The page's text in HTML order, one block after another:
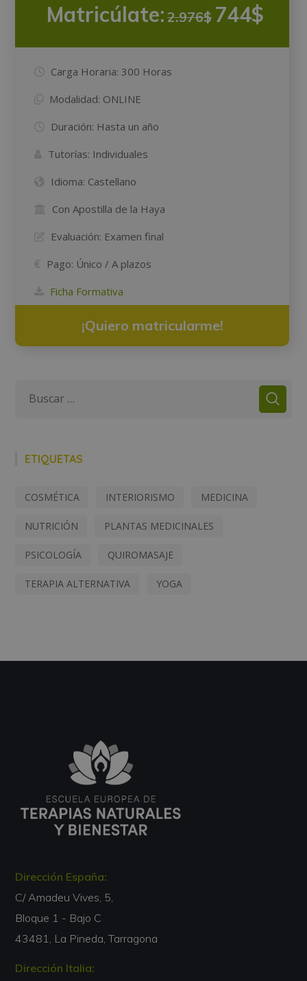
Matricúlate:2.976$ 744$
Carga Horaria: 300 Horas
Modalidad: ONLINE
Duración: Hasta un año
Tutorías: Individuales
Idioma: Castellano
Con Apostilla de la Haya
Evaluación: Examen final
Pago: Único / A plazos
Ficha Formativa
¡Quiero matricularme!
ETIQUETAS
COSMÉTICA INTERIORISMO MEDICINA
NUTRICIÓN PLANTAS MEDICINALES
PSICOLOGÍA QUIROMASAJE
TERAPIA ALTERNATIVA YOGA
Dirección España:
C/ Amadeu Vives, 5,
Bloque 1 - Bajo C
43481, La Pineda, Tarragona
Dirección Italia: